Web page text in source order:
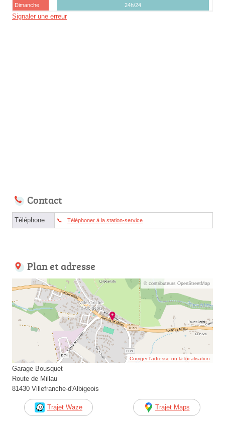
Dimanche
24h/24
Signaler une erreur
Contact
Téléphone Téléphoner à la station-service
Plan et adresse
© contributeurs OpenStreetMap
Corriger l’adresse ou la localisation
Garage Bousquet
Route de Millau
81430 Villefranche-d'Albigeois
Trajet Waze Trajet Maps